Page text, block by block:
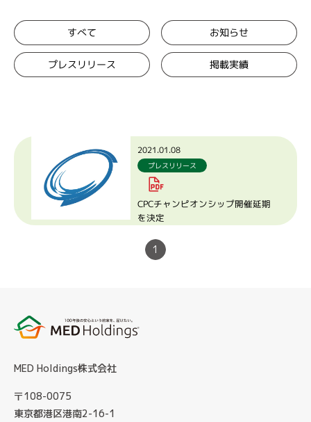
すべて お知らせ
プレスリリース 掲載実績
2021.01.08
プレスリリース
CPCチャンピオンシップ開催延期
を決定
1
MED Holdings株式会社
〒108-0075
東京都港区港南2-16-1